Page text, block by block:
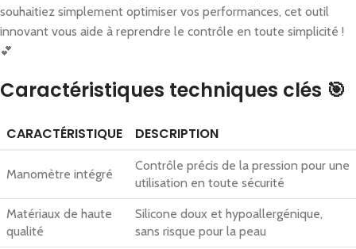
souhaitiez simplement optimiser vos performances, cet outil
innovant vous aide à reprendre le contrôle en toute simplicité !
💕
Caractéristiques techniques clés 🎯
CARACTÉRISTIQUE DESCRIPTION
Manomètre intégré
Contrôle précis de la pression pour une
utilisation en toute sécurité
Matériaux de haute
qualité
Silicone doux et hypoallergénique,
sans risque pour la peau